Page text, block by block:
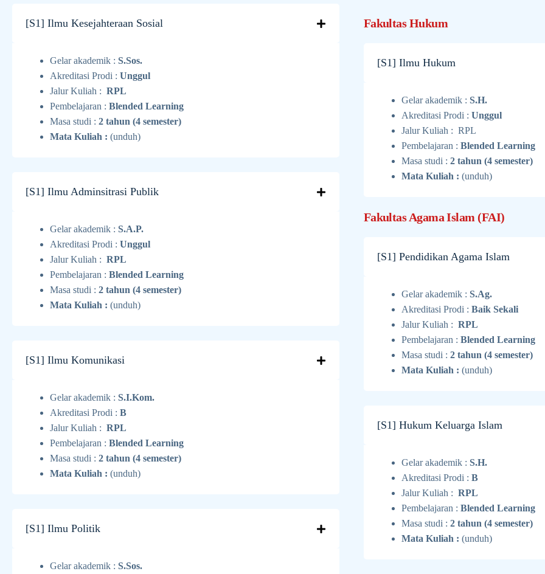
[S1] Ilmu Kesejahteraan Sosial
Gelar akademik : S.Sos.
Akreditasi Prodi : Unggul
Jalur Kuliah : RPL
Pembelajaran : Blended Learning
Masa studi : 2 tahun (4 semester)
Mata Kuliah : (unduh)
[S1] Ilmu Adminsitrasi Publik
Gelar akademik : S.A.P.
Akreditasi Prodi : Unggul
Jalur Kuliah : RPL
Pembelajaran : Blended Learning
Masa studi : 2 tahun (4 semester)
Mata Kuliah : (unduh)
[S1] Ilmu Komunikasi
Gelar akademik : S.I.Kom.
Akreditasi Prodi : B
Jalur Kuliah : RPL
Pembelajaran : Blended Learning
Masa studi : 2 tahun (4 semester)
Mata Kuliah : (unduh)
[S1] Ilmu Politik
Gelar akademik : S.Sos.
Fakultas Hukum
[S1] Ilmu Hukum
Gelar akademik : S.H.
Akreditasi Prodi : Unggul
Jalur Kuliah : RPL
Pembelajaran : Blended Learning
Masa studi : 2 tahun (4 semester)
Mata Kuliah : (unduh)
Fakultas Agama Islam (FAI)
[S1] Pendidikan Agama Islam
Gelar akademik : S.Ag.
Akreditasi Prodi : Baik Sekali
Jalur Kuliah : RPL
Pembelajaran : Blended Learning
Masa studi : 2 tahun (4 semester)
Mata Kuliah : (unduh)
[S1] Hukum Keluarga Islam
Gelar akademik : S.H.
Akreditasi Prodi : B
Jalur Kuliah : RPL
Pembelajaran : Blended Learning
Masa studi : 2 tahun (4 semester)
Mata Kuliah : (unduh)